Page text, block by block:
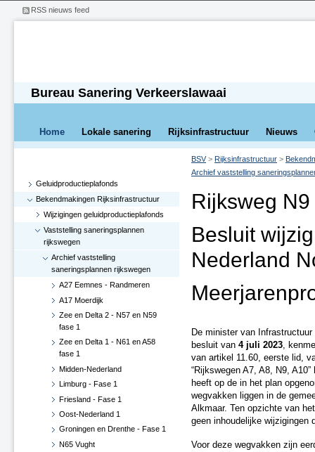
Bureau Sanering Verkeerslawaai
Home Lokale sanering Rijksinfrastructuur Nieuws
BSV> Rijksinfrastructuur >
Archief vaststelling
Rijksweg N9
Besluit
Nederland
De minister van
besluit van 4 juli 2023,
van artikel 11.60, eerste lid,
“Rijkswegen A7, A8, N9,
heeft op de in het plan
wegvakken liggen in de
Alkmaar. Ten opzichte van
geen inhoudelijke wijzigingen
Voor deze wegvakken zijn
Geluidproductieplafonds
Bekendmakingen Rijksinfrastructuur
Wijzigingen geluidproductieplafonds
Vaststelling saneringsplannen
rijkswegen
Archief vaststelling
saneringsplannen rijkswegen
A27 Eemnes - Randmeren
A17 Moerdijk
Zee en Delta 2 - N57 en N59
fase 1
Zee en Delta 1 - N61 en A58
fase 1
Midden-Nederland
Limburg - Fase 1
Friesland - Fase 1
Oost-Nederland 1
Groningen en Drenthe - Fase 1
N65 Vught
RSS nieuws feed